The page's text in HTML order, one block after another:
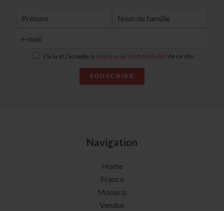
J’ai lu et j'accepte la politique de confidentialité de ce site
SOUSCRIRE
Navigation
Home
France
Monaco
Vendus